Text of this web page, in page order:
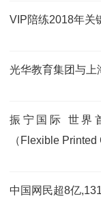
VIP陪练2018年关
光华教育集团与上
振宁国际 世界
（Flexible
中国网民超8亿